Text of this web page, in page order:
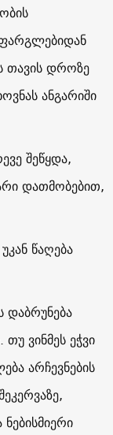
თავის დროზე
ანგარიში
შეწყდა,
დათმობებით,
წაღება
ვინმეს ეჭვი
არჩევნების